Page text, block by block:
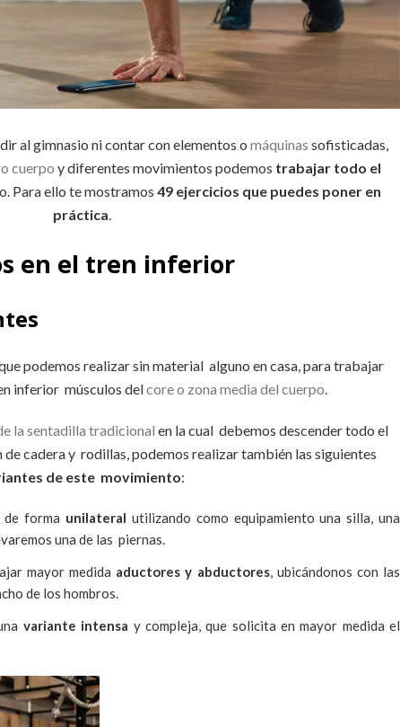
al gimnasio ni contar con elementos o máquinas sofisticadas,
cuerpo y diferentes movimientos podemos trabajar todo el
Para ello te mostramos 49 ejercicios que puedes poner en
práctica.
en el tren inferior
podemos realizar sin material alguno en casa, para trabajar
inferior músculos delcore o zona media del cuerpo.
la sentadilla tradicional en la cual debemos descender todo el
cadera y rodillas, podemos realizar también las siguientes
de este movimiento:
forma unilateral utilizando como equipamiento una silla, una
una de las piernas.
mayor medida aductores y abductores, ubicándonos con las
de los hombros.
variante intensa y compleja, que solicita en mayor medida el